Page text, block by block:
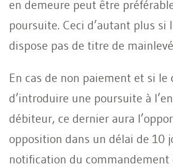
en demeure peut être
poursuite. Ceci d’autant plus si
dispose pas de titre de
En cas de non paiement et si le
d’introduire une poursuite à
débiteur, ce dernier aura
opposition dans un délai de 10
notification du commandement